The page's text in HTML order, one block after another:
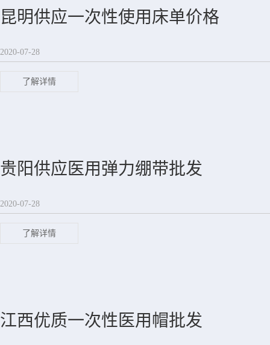
昆明供应一次性使用床单价格
2020-07-28
了解详情
贵阳供应医用弹力绷带批发
2020-07-28
了解详情
江西优质一次性医用帽批发